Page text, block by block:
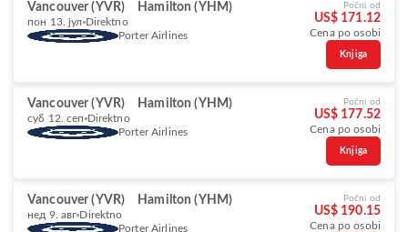
Vancouver (YVR) Hamilton (YHM)
пон 13. јул Direktno
Porter Airlines
Počni od
US$ 171.12
Cena po osobi
Knjiga
Vancouver (YVR) Hamilton (YHM)
суб 12. сеп Direktno
Porter Airlines
Počni od
US$ 177.52
Cena po osobi
Knjiga
Vancouver (YVR) Hamilton (YHM)
нед 9. авг Direktno
Porter Airlines
Počni od
US$ 190.15
Cena po osobi